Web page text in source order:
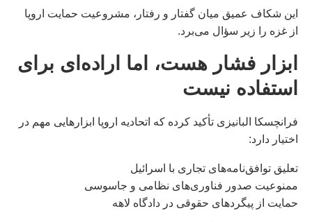
این شکاف عمیق میان گفتار و رفتار، مشروعیت حمایت اروپا
از غزه را زیر سؤال می‌برد.
ابزار فشار هست، اما اراده‌ای برای
استفاده نیست
فرانچسکا البانیزی تأکید کرده که اتحادیه اروپا ابزارهایی مهم در
اختیار دارد:
تعلیق توافق‌نامه‌های تجاری با اسرائیل
ممنوعیت صدور فناوری‌های نظامی و جاسوسی
حمایت از پیگردهای حقوقی در دادگاه لاهه